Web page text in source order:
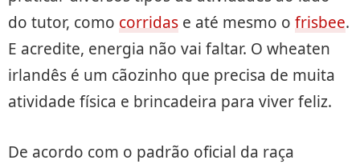
do tutor, como corridas e até mesmo o frisbee.
E acredite, energia não vai faltar. O wheaten
irlandês é um cãozinho que precisa de muita
atividade física e brincadeira para viver feliz.
De acordo com o padrão oficial da raça